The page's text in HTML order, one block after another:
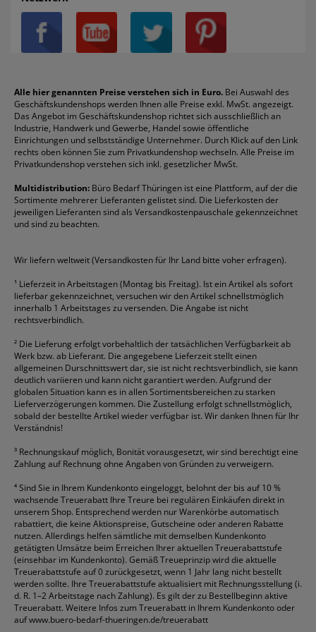
Datenschutz
Privatsphäre-Einstellungen
Über uns
Reklamation / Retouren
Vertrag widerrufen (Privatkunden)
Rabatte & Aktionen
Bleistifte
Blöcke
Boardmarker
Briefumschläge
Druckerpatronen
Etiketten
Fineliner
Folienschreiber
Formulare
Gelschreiber
Geschäftsbücher
Heftstreifen
Kaffee
Klebeband
Klemmmappen
Kopierpapier
Korrekturmittel
Kugelschreiber
Mappen
Ordner
Packband
Permanentmarker
Radiergummis
Schnellhefter
Sichthüllen
Taschenrechner
Textmarker
Tintenroller
Tintenpatronen
Toilettenpapier
Toner
Versandmaterial
Versandtaschen
Avery/Zweckform
Canon
Durable
DYMO
Edding
Esselte
Faber-Castell
Fellowes
Franken
Fripa
HP
Leitz
Läufer
Melitta
Pentel
Pelikan
Pilot
Pritt
Schneider
Stabilo
Staedtler
alle Marken anzeigen
Alle hier genannten Preise verstehen sich in Euro. Bei Auswahl des
Geschäftskundenshops werden Ihnen alle Preise exkl. MwSt. angezeigt.
Das Angebot im Geschäftskundenshop richtet sich ausschließlich an
Industrie, Handwerk und Gewerbe, Handel sowie öffentliche
Einrichtungen und selbstständige Unternehmer. Durch Klick auf den Link
rechts oben können Sie zum Privatkundenshop wechseln. Alle Preise im
Privatkundenshop verstehen sich inkl. gesetzlicher MwSt.
Multidistribution: Büro Bedarf Thüringen ist eine Plattform, auf der die
Sortimente mehrerer Lieferanten gelistet sind. Die Lieferkosten der
jeweiligen Lieferanten sind als Versandkostenpauschale gekennzeichnet
und sind zu beachten.
Wir liefern weltweit (Versandkosten für Ihr Land bitte voher erfragen).
¹ Lieferzeit in Arbeitstagen (Montag bis Freitag). Ist ein Artikel als sofort
lieferbar gekennzeichnet, versuchen wir den Artikel schnellstmöglich
innerhalb 1 Arbeitstages zu versenden. Die Angabe ist nicht
rechtsverbindlich.
² Die Lieferung erfolgt vorbehaltlich der tatsächlichen Verfügbarkeit ab
Werk bzw. ab Lieferant. Die angegebene Lieferzeit stellt einen
allgemeinen Durschnittswert dar, sie ist nicht rechtsverbindlich, sie kann
deutlich variieren und kann nicht garantiert werden. Aufgrund der
globalen Situation kann es in allen Sortimentsbereichen zu starken
Lieferverzögerungen kommen. Die Zustellung erfolgt schnellstmöglich,
sobald der bestellte Artikel wieder verfügbar ist. Wir danken Ihnen für Ihr
Verständnis!
³ Rechnungskauf möglich, Bonität vorausgesetzt, wir sind berechtigt eine
Zahlung auf Rechnung ohne Angaben von Gründen zu verweigern.
⁴Sind Sie in Ihrem Kundenkonto eingeloggt, belohnt der bis auf 10 %
wachsende Treuerabatt Ihre Treure bei regulären Einkäufen direkt in
unserem Shop. Entsprechend werden nur Warenkörbe automatisch
rabattiert, die keine Aktionspreise, Gutscheine oder anderen Rabatte
nutzen. Allerdings helfen sämtliche mit demselben Kundenkonto
getätigten Umsätze beim Erreichen Ihrer aktuellen Treuerabattstufe
(einsehbar im Kundenkonto). Gemäß Treueprinzip wird die aktuelle
Treuerabattstufe auf 0 zurückgesetzt, wenn 1 Jahr lang nicht bestellt
werden sollte. Ihre Treuerabattstufe aktualisiert mit Rechnungsstellung (i.
d. R. 1–2 Arbeitstage nach Zahlung). Es gilt der zu Bestellbeginn aktive
Treuerabatt. Weitere Infos zum Treuerabatt in Ihrem Kundenkonto oder
aufwww.buero-bedarf-thueringen.de/treuerabatt